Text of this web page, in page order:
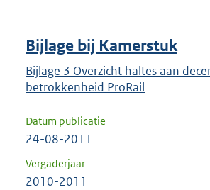
Bijlage bij Kamerstuk
Bijlage 3 Overzicht haltes aan
betrokkenheid ProRail
Datum publicatie
24-08-2011
Vergaderjaar
2010-2011